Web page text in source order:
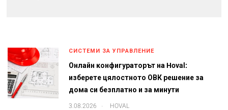
СИСТЕМИ ЗА УПРАВЛЕНИЕ
Онлайн конфигураторът на Hoval:
изберете цялостното ОВК решение за
дома си безплатно и за минути
3.08.2026 HOVAL